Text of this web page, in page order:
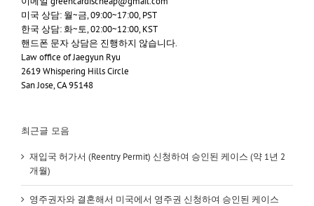
미국 상담: 월~금, 09:00~17:00, PST
한국 상담: 화~토, 02:00~12:00, KST
핸드폰 문자 상담은 진행하지 않습니다.
Law office of Jaegyun Ryu
2619 Whispering Hills Circle
San Jose, CA 95148
최근글 모음
재입국 허가서 (Reentry Permit) 신청하여 승인된 케이스 (약 1년 2
개월)
영주권자와 결혼해서 미국에서 영주권 신청하여 승인된 케이스